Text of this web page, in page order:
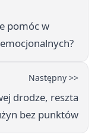
pomóc w
Następny >>
drodze, reszta
bez punktów